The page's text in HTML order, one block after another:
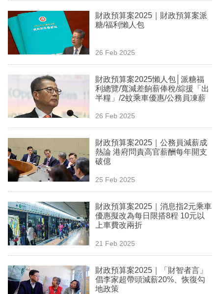
樓
市
理
業
科
技
場
生
時
事
欄
訂
財政預算案2025｜財政預算案派
糖/福利懶人包
26 Feb 2025
財政預算案2025懶人包│派糖福
利總覽/寬減差餉薪俸稅/綜援「出
半糧」/2蚊乘車優惠/公務員凍薪
26 Feb 2025
財政預算案2025｜公務員減薪成
熱論 港府問責高官薪酬每年開支
破億
25 Feb 2025
財政預算案2025｜消息指2元乘車
優惠擬改為每日限搭8程 10元以
上車費改兩折
21 Feb 2025
財政預算案2025｜「財智者言」
倡李家超帶頭減薪20%、恢復勾
地政策